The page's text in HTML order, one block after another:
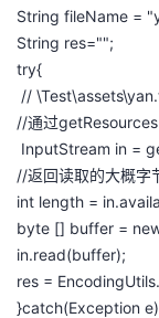
课
的
证
我
实
验
的
收
藏
术
持
云
建
议
String fileName =
String res="";
try{
//
//通过
InputStream in =
//返回读取的大概字
int length =
byte [] buffer =
res =
}catch(Exception